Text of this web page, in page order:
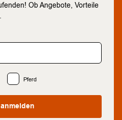
Ob Angebote, Vorteile
Pferd